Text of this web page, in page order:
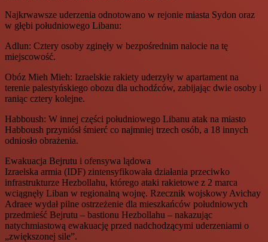
Najkrwawsze uderzenia odnotowano w rejonie miasta Sydon oraz
w głębi południowego Libanu:
Adlun: Cztery osoby zginęły w bezpośrednim nalocie na tę
miejscowość.
Obóz Mieh Mieh: Izraelskie rakiety uderzyły w apartament na
terenie palestyńskiego obozu dla uchodźców, zabijając dwie osoby i
raniąc cztery kolejne.
Habboush: W innej części południowego Libanu atak na miasto
Habboush przyniósł śmierć co najmniej trzech osób, a 18 innych
odniosło obrażenia.
Ewakuacja Bejrutu i ofensywa lądowa
Izraelska armia (IDF) zintensyfikowała działania przeciwko
infrastrukturze Hezbollahu, którego ataki rakietowe z 2 marca
wciągnęły Liban w regionalną wojnę. Rzecznik wojskowy Avichay
Adraee wydał pilne ostrzeżenie dla mieszkańców południowych
przedmieść Bejrutu – bastionu Hezbollahu – nakazując
natychmiastową ewakuację przed nadchodzącymi uderzeniami o
„zwiększonej sile”.